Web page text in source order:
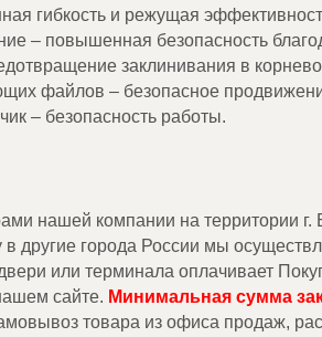
гибкость и режущая
– повышенная безопасность
заклинивания в
файлов – безопасное
– безопасность работы.
нашей компании на территории г.
в другие города России мы
или терминала оплачивает
сайте. Минимальная сумма
товара из офиса продаж,